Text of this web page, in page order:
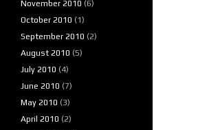
November 2010 (6)
October 2010 (1)
September 2010 (2)
August 2010 (5)
July 2010 (4)
June 2010 (7)
May 2010 (3)
April 2010 (2)